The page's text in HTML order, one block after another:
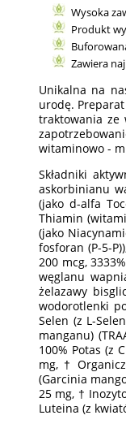
Wysoka
Produkt
Zawiera
Unikalna na
urodę.
traktowania ze
witaminowo -
Składniki
askorbinianu
(jako d-alfa
Thiamin
(jako
fosforan (P-5-
200 mcg,
węglanu
żelazawy
wodorotlenki
Selen (z L-
manganu)
100% Potas (z
mg, †
(Garcinia
25 mg, †
Luteina (z